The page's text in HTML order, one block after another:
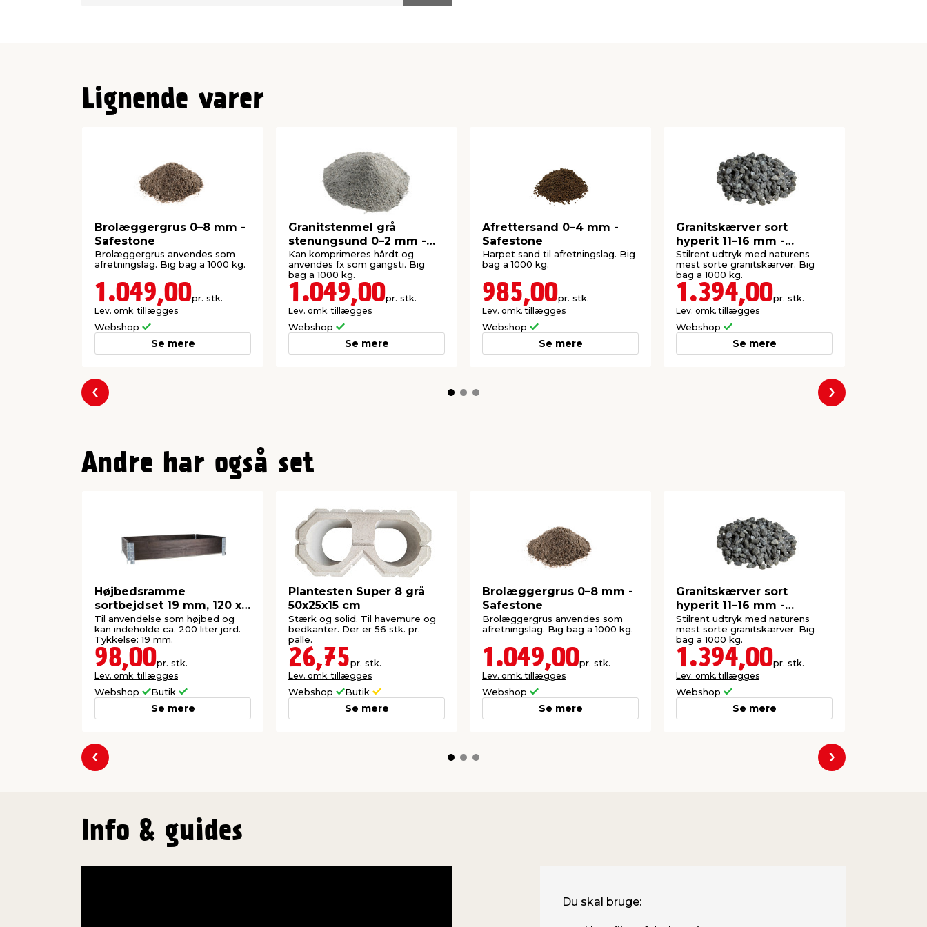
Lignende varer
Brolæggergrus 0–8 mm -
Safestone
Brolæggergrus anvendes som
afretningslag. Big bag a 1000 kg.
1.049,00pr. stk.
Lev. omk. tillægges
Webshop
Se mere
Granitstenmel grå
stenungsund 0–2 mm -
Safestone
Kan komprimeres hårdt og
anvendes fx som gangsti. Big
bag a 1000 kg.
1.049,00pr. stk.
Lev. omk. tillægges
Webshop
Se mere
Afrettersand 0–4 mm -
Safestone
Harpet sand til afretningslag. Big
bag a 1000 kg.
985,00pr. stk.
Lev. omk. tillægges
Webshop
Se mere
Granitskærver sort
hyperit 11–16 mm -
Safestone
Stilrent udtryk med naturens
mest sorte granitskærver. Big
bag a 1000 kg.
1.394,00pr. stk.
Lev. omk. tillægges
Webshop
Se mere
Forrige Næste
Andre har også set
Højbedsramme
sortbejdset 19 mm, 120 x
80 x 20 cm
Til anvendelse som højbed og
kan indeholde ca. 200 liter jord.
Tykkelse: 19 mm.
98,00pr. stk.
Lev. omk. tillægges
Webshop Butik
Se mere
Plantesten Super 8 grå
50x25x15 cm
Stærk og solid. Til havemure og
bedkanter. Der er 56 stk. pr.
palle.
26,75pr. stk.
Lev. omk. tillægges
Webshop Butik
Se mere
Brolæggergrus 0–8 mm -
Safestone
Brolæggergrus anvendes som
afretningslag. Big bag a 1000 kg.
1.049,00pr. stk.
Lev. omk. tillægges
Webshop
Se mere
Granitskærver sort
hyperit 11–16 mm -
Safestone
Stilrent udtryk med naturens
mest sorte granitskærver. Big
bag a 1000 kg.
1.394,00pr. stk.
Lev. omk. tillægges
Webshop
Se mere
Forrige Næste
Info & guides
Du skal bruge: